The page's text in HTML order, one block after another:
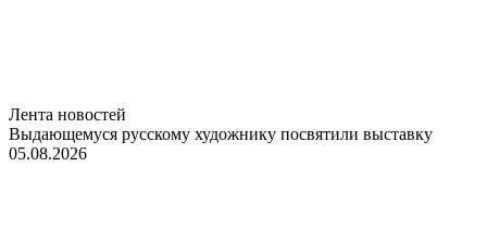
Лента новостей
Выдающемуся русскому художнику посвятили выставку
05.08.2026